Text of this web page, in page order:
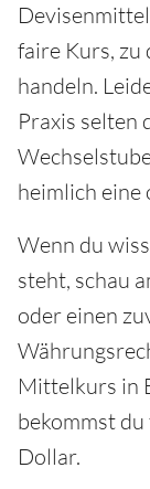
faire Kurs, zu
handeln.
Praxis selten
heimlich eine
Wenn du
steht, schau
oder einen
Mittelkurs in
bekommst
Dollar.